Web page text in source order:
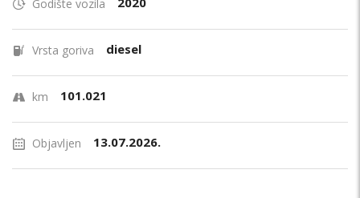
Godište vozila
Vrsta goriva diesel
km 101.021
Objavljen 13.07.2026.